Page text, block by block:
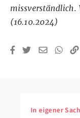
(16.10.2024)
In eigener